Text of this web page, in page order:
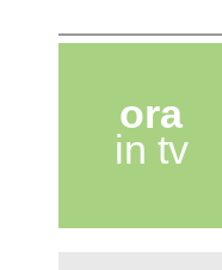
ora
in tv